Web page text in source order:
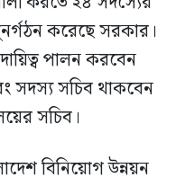
করেছে সরকার।
পালন করবেন
সদস্য সচিব থাকবেন
সচিব।
বিনিয়োগ উন্নয়ন